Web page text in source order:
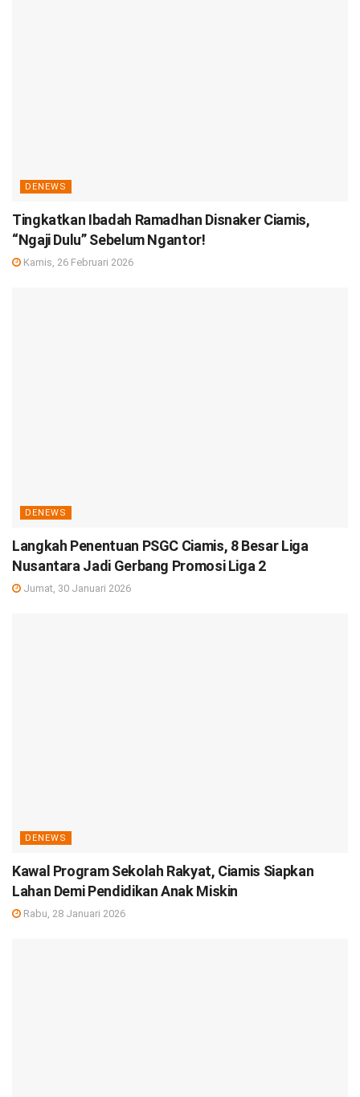
DENEWS
Tingkatkan Ibadah Ramadhan Disnaker Ciamis,
“Ngaji Dulu” Sebelum Ngantor!
Kamis, 26 Februari 2026
DENEWS
Langkah Penentuan PSGC Ciamis, 8 Besar Liga
Nusantara Jadi Gerbang Promosi Liga 2
Jumat, 30 Januari 2026
DENEWS
Kawal Program Sekolah Rakyat, Ciamis Siapkan
Lahan Demi Pendidikan Anak Miskin
Rabu, 28 Januari 2026